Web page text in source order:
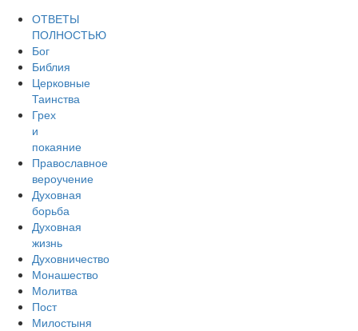
ОТВЕТЫ
ПОЛНОСТЬЮ
Бог
Библия
Церковные
Таинства
Грех
и
покаяние
Православное
вероучение
Духовная
борьба
Духовная
жизнь
Духовничество
Монашество
Молитва
Пост
Милостыня